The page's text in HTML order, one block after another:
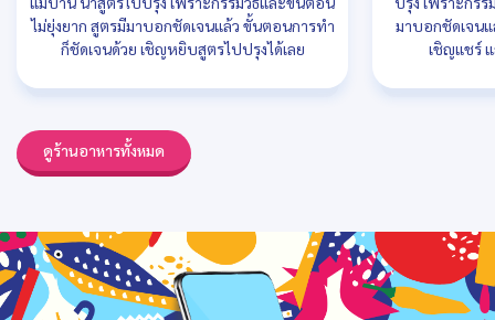
ไม่ยุ่งยาก สูตรมีมาบอกชัดเจนแล้ว ขั้นตอนการทำ
ก็ชัดเจนด้วย เชิญหยิบสูตรไปปรุงได้เลย
มาบอกชัดเจน
เชิญแชร์
ดูร้านอาหารทั้งหมด